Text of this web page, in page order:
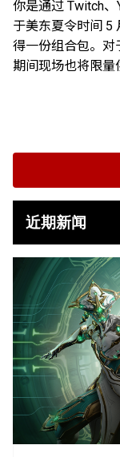
你是通过 Twitch、
于美东夏令时间 5
得一份组合包。对
期间现场也将限量
近期新闻